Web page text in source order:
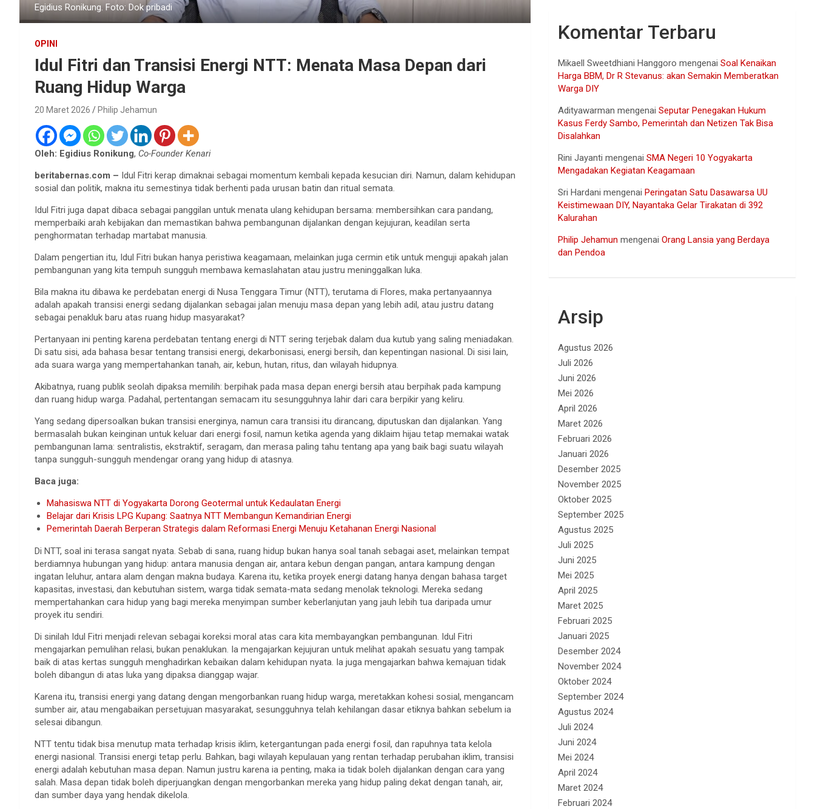
Egidius Ronikung. Foto: Dok pribadi
OPINI
Idul Fitri dan Transisi Energi NTT: Menata Masa Depan dari
Ruang Hidup Warga
20 Maret 2026 Philip Jehamun
Oleh: Egidius Ronikung, Co-Founder Kenari
beritabernas.com – Idul Fitri kerap dimaknai sebagai momentum kembali kepada kesucian diri. Namun, dalam kehidupan
sosial dan politik, makna itu semestinya tidak berhenti pada urusan batin dan ritual semata.
Idul Fitri juga dapat dibaca sebagai panggilan untuk menata ulang kehidupan bersama: membersihkan cara pandang,
memperbaiki arah kebijakan dan memastikan bahwa pembangunan dijalankan dengan kejujuran, keadilan serta
penghormatan terhadap martabat manusia.
Dalam pengertian itu, Idul Fitri bukan hanya peristiwa keagamaan, melainkan juga cermin etik untuk menguji apakah jalan
pembangunan yang kita tempuh sungguh membawa kemaslahatan atau justru meninggalkan luka.
Bila makna itu dibawa ke perdebatan energi di Nusa Tenggara Timur (NTT), terutama di Flores, maka pertanyaannya
adalah apakah transisi energi sedang dijalankan sebagai jalan menuju masa depan yang lebih adil, atau justru datang
sebagai penakluk baru atas ruang hidup masyarakat?
Pertanyaan ini penting karena perdebatan tentang energi di NTT sering terjebak dalam dua kutub yang saling meniadakan.
Di satu sisi, ada bahasa besar tentang transisi energi, dekarbonisasi, energi bersih, dan kepentingan nasional. Di sisi lain,
ada suara warga yang mempertahankan tanah, air, kebun, hutan, ritus, dan wilayah hidupnya.
Akibatnya, ruang publik seolah dipaksa memilih: berpihak pada masa depan energi bersih atau berpihak pada kampung
dan ruang hidup warga. Padahal, pertentangan semacam itu sesungguhnya lahir dari cara berpikir yang keliru.
Yang sedang dipersoalkan bukan transisi energinya, namun cara transisi itu dirancang, diputuskan dan dijalankan. Yang
bermasalah bukan keinginan untuk keluar dari energi fosil, namun ketika agenda yang diklaim hijau tetap memakai watak
pembangunan lama: sentralistis, ekstraktif, seragam, dan merasa paling tahu tentang apa yang baik bagi suatu wilayah
tanpa sungguh-sungguh mendengar orang yang hidup di atasnya.
Baca juga:
Mahasiswa NTT di Yogyakarta Dorong Geotermal untuk Kedaulatan Energi
Belajar dari Krisis LPG Kupang: Saatnya NTT Membangun Kemandirian Energi
Pemerintah Daerah Berperan Strategis dalam Reformasi Energi Menuju Ketahanan Energi Nasional
Di NTT, soal ini terasa sangat nyata. Sebab di sana, ruang hidup bukan hanya soal tanah sebagai aset, melainkan tempat
berdiamnya hubungan yang hidup: antara manusia dengan air, antara kebun dengan pangan, antara kampung dengan
ingatan leluhur, antara alam dengan makna budaya. Karena itu, ketika proyek energi datang hanya dengan bahasa target
kapasitas, investasi, dan kebutuhan sistem, warga tidak semata-mata sedang menolak teknologi. Mereka sedang
mempertahankan cara hidup yang bagi mereka menyimpan sumber keberlanjutan yang jauh lebih tua daripada umur
proyek itu sendiri.
Di sinilah Idul Fitri menjadi relevan sebagai koreksi moral atas cara kita membayangkan pembangunan. Idul Fitri
mengajarkan pemulihan relasi, bukan penaklukan. Ia mengajarkan kejujuran untuk melihat apakah sesuatu yang tampak
baik di atas kertas sungguh menghadirkan kebaikan dalam kehidupan nyata. Ia juga mengajarkan bahwa kemajuan tidak
boleh dibangun di atas luka yang dipaksa dianggap wajar.
Karena itu, transisi energi yang datang dengan mengorbankan ruang hidup warga, meretakkan kohesi sosial, mengancam
sumber air, atau mengabaikan persetujuan masyarakat, sesungguhnya telah kehilangan dasar etiknya bahkan sebelum ia
selesai dibangun.
NTT tentu tidak bisa menutup mata terhadap krisis iklim, ketergantungan pada energi fosil, dan rapuhnya tata kelola
energi nasional. Transisi energi tetap perlu. Bahkan, bagi wilayah kepulauan yang rentan terhadap perubahan iklim, transisi
energi adalah kebutuhan masa depan. Namun justru karena ia penting, maka ia tidak boleh dijalankan dengan cara yang
salah. Masa depan tidak boleh diperjuangkan dengan mengorbankan mereka yang hidup paling dekat dengan tanah, air,
dan sumber daya yang hendak dikelola.
Komentar Terbaru
Mikaell Sweetdhiani Hanggoro mengenaiSoal Kenaikan
Harga BBM, Dr R Stevanus: akan Semakin Memberatkan
Warga DIY
Adityawarman mengenaiSeputar Penegakan Hukum
Kasus Ferdy Sambo, Pemerintah dan Netizen Tak Bisa
Disalahkan
Rini Jayanti mengenaiSMA Negeri 10 Yogyakarta
Mengadakan Kegiatan Keagamaan
Sri Hardani mengenaiPeringatan Satu Dasawarsa UU
Keistimewaan DIY, Nayantaka Gelar Tirakatan di 392
Kalurahan
Philip Jehamun mengenaiOrang Lansia yang Berdaya
dan Pendoa
Arsip
Agustus 2026
Juli 2026
Juni 2026
Mei 2026
April 2026
Maret 2026
Februari 2026
Januari 2026
Desember 2025
November 2025
Oktober 2025
September 2025
Agustus 2025
Juli 2025
Juni 2025
Mei 2025
April 2025
Maret 2025
Februari 2025
Januari 2025
Desember 2024
November 2024
Oktober 2024
September 2024
Agustus 2024
Juli 2024
Juni 2024
Mei 2024
April 2024
Maret 2024
Februari 2024